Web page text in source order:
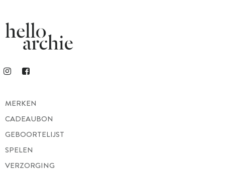
MERKEN
CADEAUBON
GEBOORTELIJST
SPELEN
VERZORGING